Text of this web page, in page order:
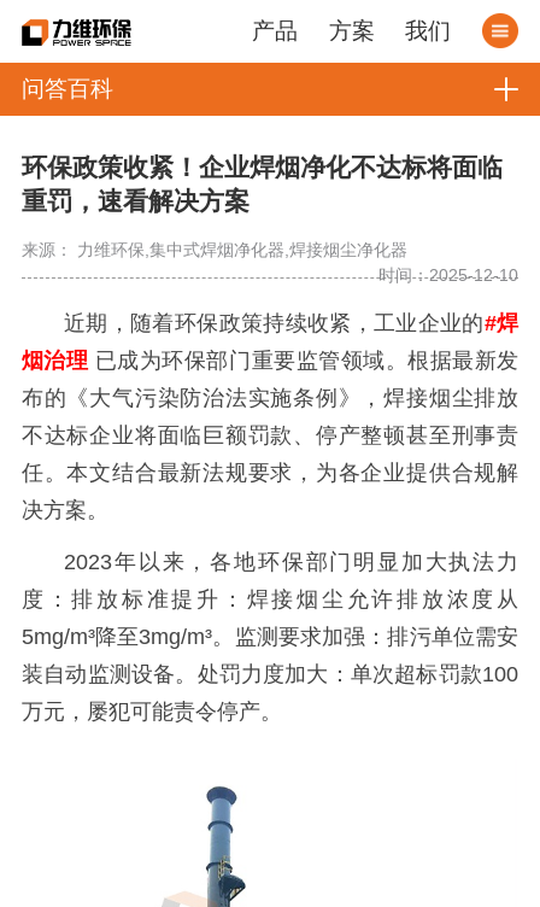
产品 方案 我们
问答百科
环保政策收紧！企业焊烟净化不达标将面临
重罚，速看解决方案
来源： 力维环保,集中式焊烟净化器,焊接烟尘净化器
时间：2025-12-10
近期，随着环保政策持续收紧，工业企业的#焊
烟治理 已成为环保部门重要监管领域。根据最新发
布的《大气污染防治法实施条例》，焊接烟尘排放
不达标企业将面临巨额罚款、停产整顿甚至刑事责
任。本文结合最新法规要求，为各企业提供合规解
决方案。
2023年以来，各地环保部门明显加大执法力
度：排放标准提升：焊接烟尘允许排放浓度从
5mg/m³降至3mg/m³。监测要求加强：排污单位需安
装自动监测设备。处罚力度加大：单次超标罚款100
万元，屡犯可能责令停产。